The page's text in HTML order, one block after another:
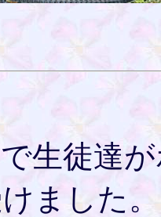
生徒達
ました